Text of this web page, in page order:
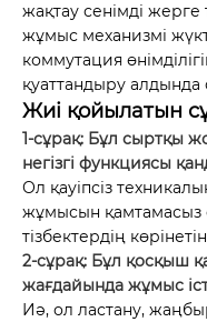
жақтау сенімді
жұмыс механизмі
коммутация
қуаттандыру алдында
Жиі қойылатын
1-сұрақ: Бұл сыртқы
негізгі функциясы
Ол қауіпсіз
жұмысын қамтамасыз
тізбектердің
2-сұрақ: Бұл қосқыш
жағдайында жұмыс
Иә, ол ластану,